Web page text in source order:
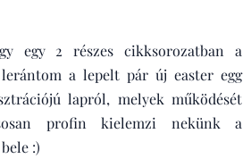
egy 2 részes cikksorozatban a
a lepelt pár új easter egg
lapról, melyek működését
profin kielemzi nekünk a
:)